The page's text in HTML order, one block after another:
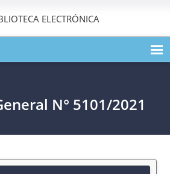
ELECTRÓNICA
DE LA PUBLICACIÓN
N° 5101/2021